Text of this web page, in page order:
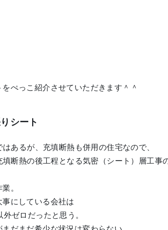
ぺっこ紹介させていただきます＾＾
シート
あるが、充填断熱も併用の住宅なので、
断熱の後工程となる気密（シート）層工事
。
にしている会社は
ゼロだったと思う。